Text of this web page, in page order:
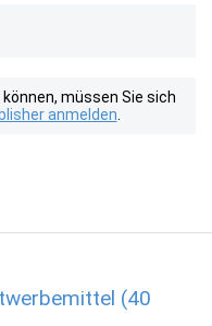
müssen Sie sich
anmelden
(40